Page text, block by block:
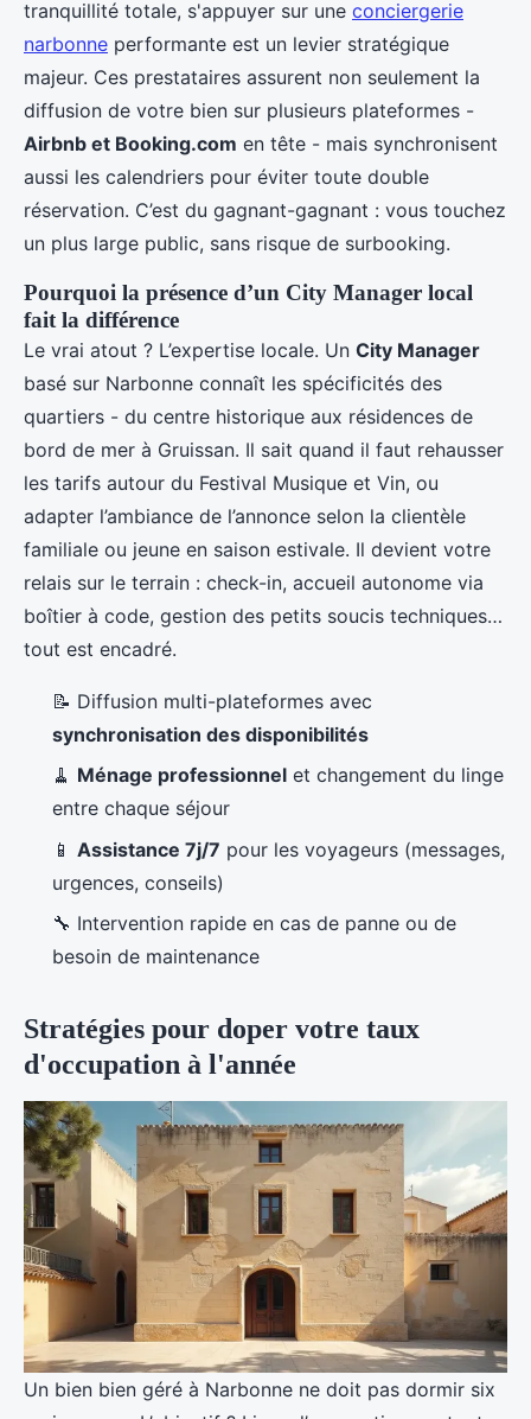
tranquillité totale, s'appuyer sur une conciergerie
narbonne performante est un levier stratégique
majeur. Ces prestataires assurent non seulement la
diffusion de votre bien sur plusieurs plateformes -
Airbnb et Booking.com en tête - mais synchronisent
aussi les calendriers pour éviter toute double
réservation. C’est du gagnant-gagnant : vous touchez
un plus large public, sans risque de surbooking.
Pourquoi la présence d’un City Manager local
fait la différence
Le vrai atout ? L’expertise locale. Un City Manager
basé sur Narbonne connaît les spécificités des
quartiers - du centre historique aux résidences de
bord de mer à Gruissan. Il sait quand il faut rehausser
les tarifs autour du Festival Musique et Vin, ou
adapter l’ambiance de l’annonce selon la clientèle
familiale ou jeune en saison estivale. Il devient votre
relais sur le terrain : check-in, accueil autonome via
boîtier à code, gestion des petits soucis techniques…
tout est encadré.
📝 Diffusion multi-plateformes avec
synchronisation des disponibilités
🧹 Ménage professionnel et changement du linge
entre chaque séjour
📱 Assistance 7j/7 pour les voyageurs (messages,
urgences, conseils)
🔧 Intervention rapide en cas de panne ou de
besoin de maintenance
Stratégies pour doper votre taux
d'occupation à l'année
Un bien bien géré à Narbonne ne doit pas dormir six